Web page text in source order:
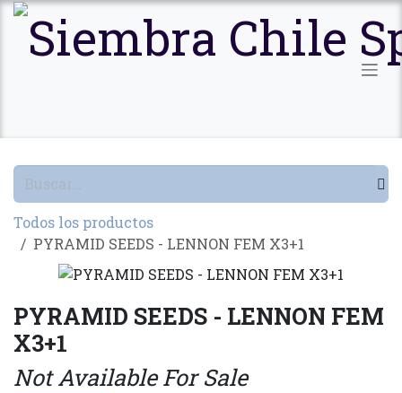
Ir al contenido
Todos los productos
PYRAMID SEEDS - LENNON FEM X3+1
PYRAMID SEEDS - LENNON FEM
X3+1
Not Available For Sale